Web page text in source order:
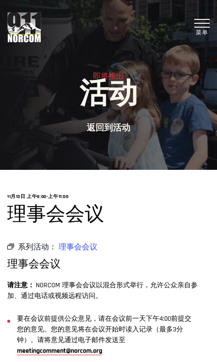
菜单
即将推出
活动
返回到活动
11月13日 上午9:00-上午11:00
理事会会议
系列活动： 理事会会议
理事会会议
请注意： NORCOM 理事会会议以混合形式举行，允许公众亲自参
加、通过电话或视频远程访问。
要在会议前提供公众意见，请在会议前一天下午4:00前提交
您的意见。您的意见将在会议开始时读入记录（最多3分
钟）。请将意见通过电子邮件发送至
meetingcomment@norcom.org